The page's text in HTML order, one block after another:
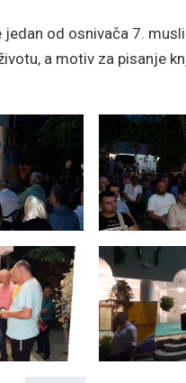
od osnivača 7.
a motiv za pisanje